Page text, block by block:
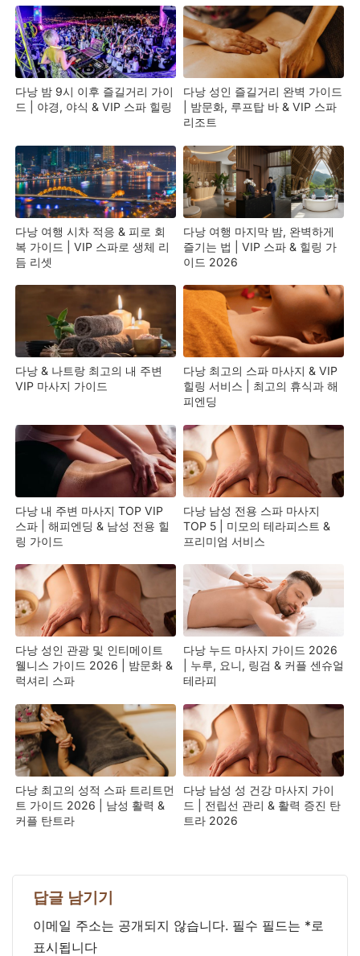
다낭 밤 9시 이후 즐길거리 가이
드 | 야경, 야식 & VIP 스파 힐링
다낭 성인 즐길거리 완벽 가이드
| 밤문화, 루프탑 바 & VIP 스파
리조트
다낭 여행 시차 적응 & 피로 회
복 가이드 | VIP 스파로 생체 리
듬 리셋
다낭 여행 마지막 밤, 완벽하게
즐기는 법 | VIP 스파 & 힐링 가
이드 2026
다낭 & 나트랑 최고의 내 주변
VIP 마사지 가이드
다낭 최고의 스파 마사지 & VIP
힐링 서비스 | 최고의 휴식과 해
피엔딩
다낭 내 주변 마사지 TOP VIP
스파 | 해피엔딩 & 남성 전용 힐
링 가이드
다낭 남성 전용 스파 마사지
TOP 5 | 미모의 테라피스트 &
프리미엄 서비스
다낭 성인 관광 및 인티메이트
웰니스 가이드 2026 | 밤문화 &
럭셔리 스파
다낭 누드 마사지 가이드 2026
| 누루, 요니, 링검 & 커플 센슈얼
테라피
다낭 최고의 성적 스파 트리트먼
트 가이드 2026 | 남성 활력 &
커플 탄트라
다낭 남성 성 건강 마사지 가이
드 | 전립선 관리 & 활력 증진 탄
트라 2026
답글 남기기
이메일 주소는 공개되지 않습니다. 필수 필드는 * 로
표시됩니다